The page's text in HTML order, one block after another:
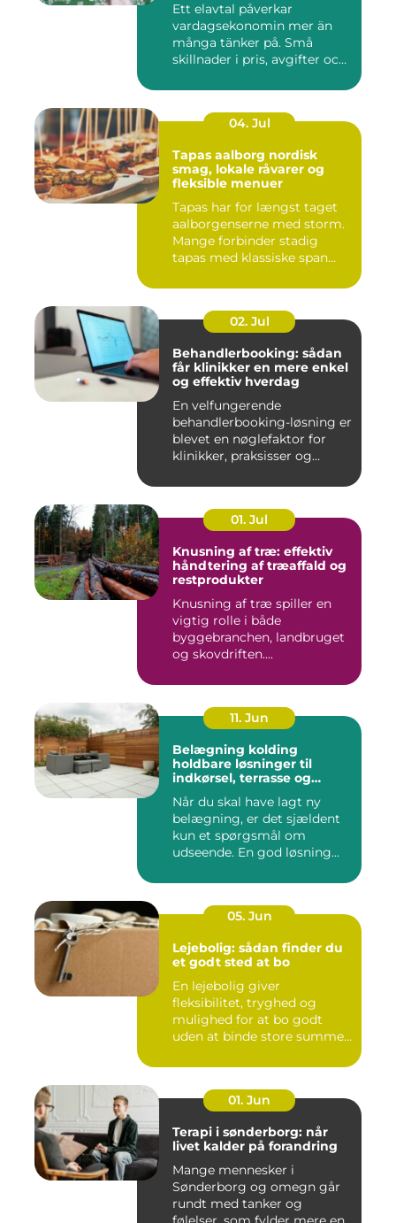
Ett elavtal påverkar
vardagsekonomin mer än
många tänker på. Små
skillnader i pris, avgifter och
04. Jul
Tapas aalborg nordisk
smag, lokale råvarer og
fleksible menuer
Tapas har for længst taget
aalborgenserne med storm.
Mange forbinder stadig
tapas med klassiske span...
02. Jul
Behandlerbooking: sådan
får klinikker en mere enkel
og effektiv hverdag
En velfungerende
behandlerbooking-løsning er
blevet en nøglefaktor for
klinikker, praksisser og
01. Jul
Knusning af træ: effektiv
håndtering af træaffald og
restprodukter
Knusning af træ spiller en
vigtig rolle i både
byggebranchen, landbruget
og skovdriften....
11. Jun
Belægning kolding
holdbare løsninger til
indkørsel, terrasse og
Når du skal have lagt ny
belægning, er det sjældent
kun et spørgsmål om
udseende. En god løsning
05. Jun
Lejebolig: sådan finder du
et godt sted at bo
En lejebolig giver
fleksibilitet, tryghed og
mulighed for at bo godt
uden at binde store summer
01. Jun
Terapi i sønderborg: når
livet kalder på forandring
Mange mennesker i
Sønderborg og omegn går
rundt med tanker og